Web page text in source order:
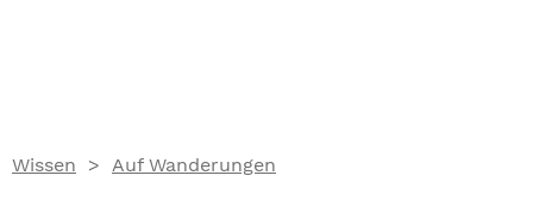
Wissen Auf Wanderungen